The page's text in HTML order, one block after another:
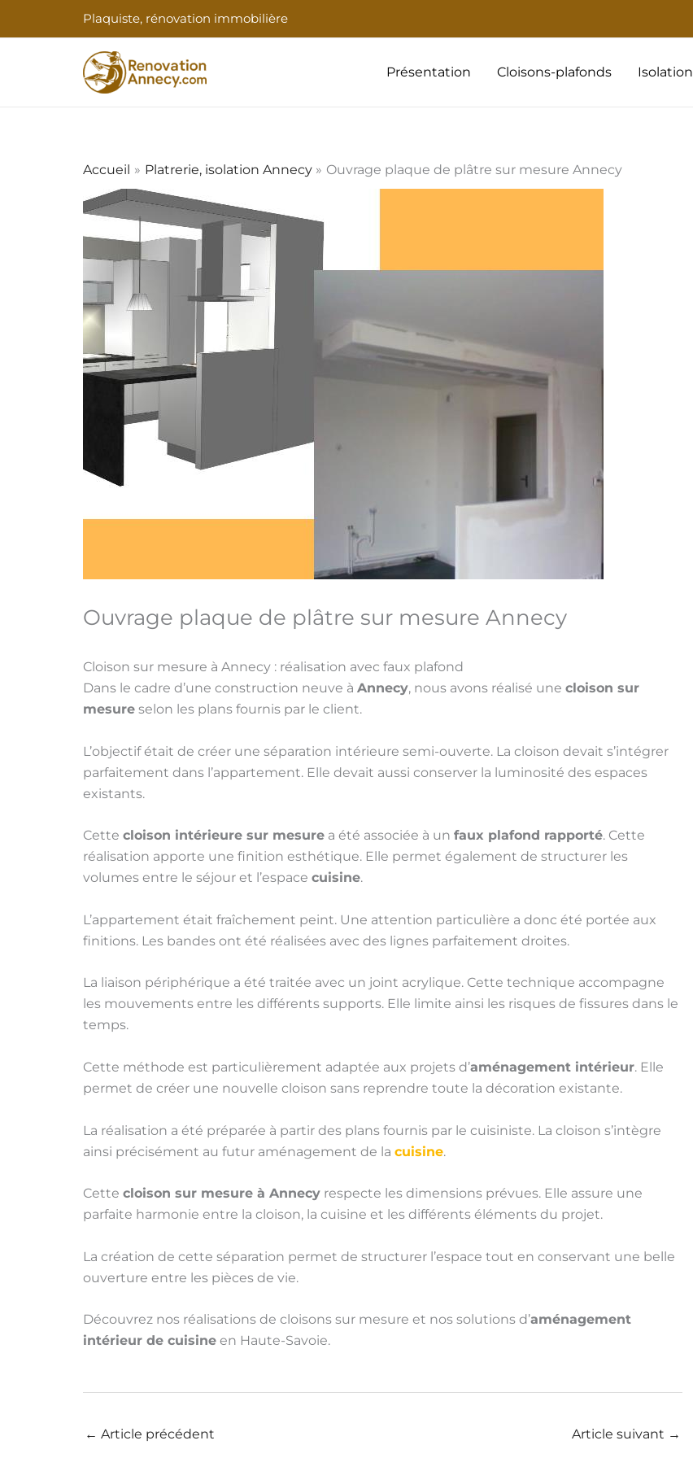
Plaquiste, rénovation immobilière
Présentation Cloisons-plafonds Isolation
Accueil Platrerie, isolation Annecy Ouvrage plaque de plâtre sur mesure Annecy
Ouvrage plaque de plâtre sur mesure Annecy
Cloison sur mesure à Annecy : réalisation avec faux plafond
Dans le cadre d’une construction neuve à Annecy, nous avons réalisé une cloison sur
mesure selon les plans fournis par le client.
L’objectif était de créer une séparation intérieure semi-ouverte. La cloison devait s’intégrer
parfaitement dans l’appartement. Elle devait aussi conserver la luminosité des espaces
existants.
Cette cloison intérieure sur mesure a été associée à un faux plafond rapporté. Cette
réalisation apporte une finition esthétique. Elle permet également de structurer les
volumes entre le séjour et l’espace cuisine.
L’appartement était fraîchement peint. Une attention particulière a donc été portée aux
finitions. Les bandes ont été réalisées avec des lignes parfaitement droites.
La liaison périphérique a été traitée avec un joint acrylique. Cette technique accompagne
les mouvements entre les différents supports. Elle limite ainsi les risques de fissures dans le
temps.
Cette méthode est particulièrement adaptée aux projets d’aménagement intérieur. Elle
permet de créer une nouvelle cloison sans reprendre toute la décoration existante.
La réalisation a été préparée à partir des plans fournis par le cuisiniste. La cloison s’intègre
ainsi précisément au futur aménagement de la cuisine.
Cette cloison sur mesure à Annecy respecte les dimensions prévues. Elle assure une
parfaite harmonie entre la cloison, la cuisine et les différents éléments du projet.
La création de cette séparation permet de structurer l’espace tout en conservant une belle
ouverture entre les pièces de vie.
Découvrez nos réalisations de cloisons sur mesure et nos solutions d’aménagement
intérieur de cuisine en Haute-Savoie.
← Article précédent Article suivant →